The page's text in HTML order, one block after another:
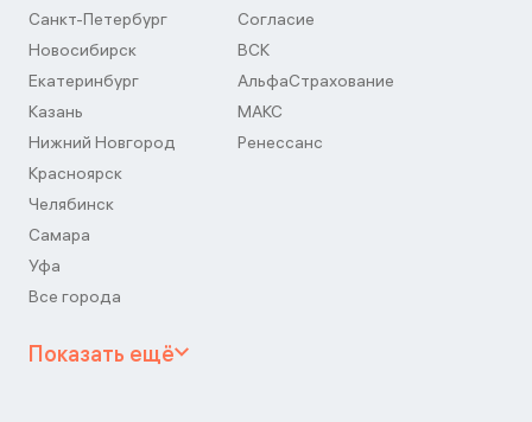
Санкт-Петербург
Новосибирск
Екатеринбург
Казань
Нижний Новгород
Красноярск
Челябинск
Самара
Уфа
Все города
Согласие
ВСК
АльфаСтрахование
МАКС
Ренессанс
Показать ещё